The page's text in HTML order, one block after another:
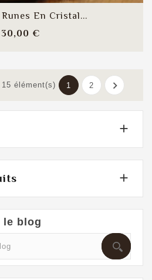
En Cristal...
30,00 €
élément(s) 1 2 


le blog